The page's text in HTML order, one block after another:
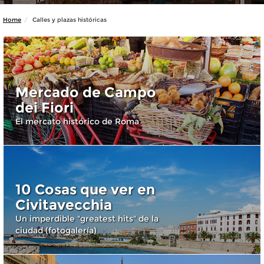
Home Calles y plazas históricas
Mercado de Campo
dei Fiori
El mercato histórico de Roma
10 Cosas que ver en
Civitavecchia
Un imperdible "greatest hits" de la
ciudad (fotogalería)